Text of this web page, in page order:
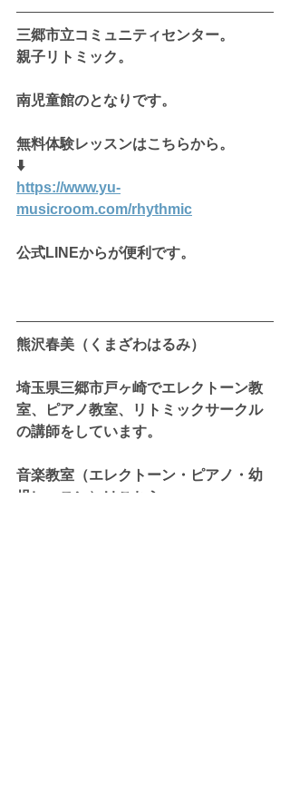
三郷市立コミュニティセンター。
親子リトミック。
南児童館のとなりです。
無料体験レッスンはこちらから。
⬇️
https://www.yu-
musicroom.com/rhythmic
公式LINEからが便利です。
熊沢春美（くまざわはるみ）
埼玉県三郷市戸ヶ崎でエレクトーン教
室、ピアノ教室、リトミックサークル
の講師をしています。
音楽教室（エレクトーン・ピアノ・幼
児レッスン）はこちら。